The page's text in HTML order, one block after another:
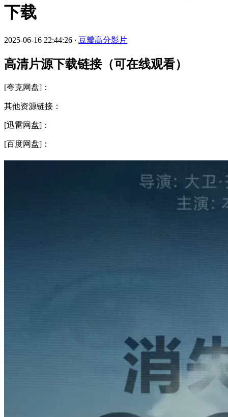
下载
2025-06-16 22:44:26 · 豆瓣高分影片
高清片源下载链接（可在线观看）
[夸克网盘]：
其他资源链接：
[迅雷网盘]：
[百度网盘]：